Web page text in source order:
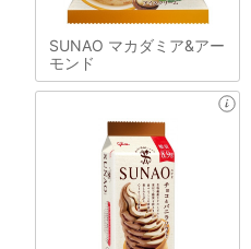
SUNAO マカダミア&アー
モンド